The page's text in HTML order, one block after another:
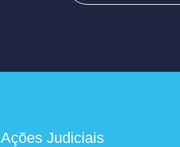
Judiciais